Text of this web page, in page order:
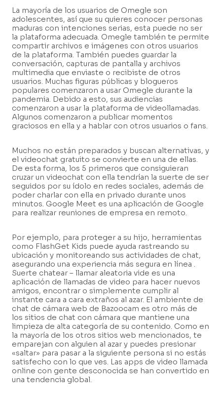
La mayoría de los usuarios de Omegle son
adolescentes, así que su quieres conocer personas
maduras con intenciones serias, esta puede no ser
la plataforma adecuada. Omegle también te permite
compartir archivos e imágenes con otros usuarios
de la plataforma. También puedes guardar la
conversación, capturas de pantalla y archivos
multimedia que enviaste o recibiste de otros
usuarios. Muchas figuras públicas y blogueros
populares comenzaron a usar Omegle durante la
pandemia. Debido a esto, sus audiencias
comenzaron a usar la plataforma de videollamadas.
Algunos comenzaron a publicar momentos
graciosos en ella y a hablar con otros usuarios o fans.
Muchos no están preparados y buscan alternativas, y
el videochat gratuito se convierte en una de ellas.
De esta forma, los 5 primeros que consiguieran
cruzar un videochat con ella tendrían la suerte de ser
seguidos por su ídolo en redes sociales, además de
poder charlar con ella en privado durante unos
minutos. Google Meet es una aplicación de Google
para realizar reuniones de empresa en remoto.
Por ejemplo, para proteger a su hijo, herramientas
como FlashGet Kids puede ayuda rastreando su
ubicación y monitoreando sus actividades de chat,
asegurando una experiencia más segura en línea .
Suerte chatear – llamar aleatoria vide es una
aplicación de llamadas de video para hacer nuevos
amigos, encontrar o simplemente cumplir al
instante cara a cara extraños al azar. El ambiente de
chat de cámara web de Bazoocam es otro más de
los sitios de chat con cámara que mantiene una
limpieza de alta categoría de su contenido. Como en
la mayoría de los otros sitios web mencionados, te
emparejan con alguien al azar y puedes presionar
«saltar» para pasar a la siguiente persona si no estás
satisfecho con lo que ves. Las apps de video llamada
online con gente desconocida se han convertido en
una tendencia global.